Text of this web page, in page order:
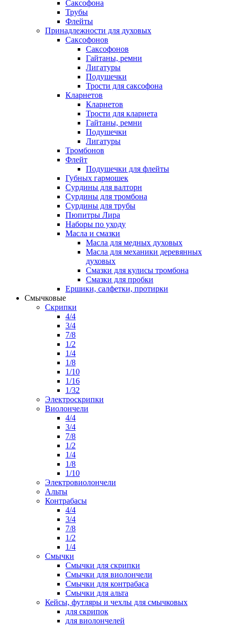
Саксофона
Трубы
Флейты
Принадлежности для духовых
Саксофонов
Саксофонов
Гайтаны, ремни
Лигатуры
Подушечки
Трости для саксофона
Кларнетов
Кларнетов
Трости для кларнета
Гайтаны, ремни
Подушечки
Лигатуры
Тромбонов
Флейт
Подушечки для флейты
Губных гармошек
Сурдины для валторн
Сурдины для тромбона
Сурдины для трубы
Пюпитры Лира
Наборы по уходу
Масла и смазки
Масла для медных духовых
Масла для механики деревянных
духовых
Смазки для кулисы тромбона
Смазки для пробки
Ершики, салфетки, протирки
Смычковые
Скрипки
4/4
3/4
7/8
1/2
1/4
1/8
1/10
1/16
1/32
Электроскрипки
Виолончели
4/4
3/4
7/8
1/2
1/4
1/8
1/10
Электровиолончели
Альты
Контрабасы
4/4
3/4
7/8
1/2
1/4
Смычки
Смычки для скрипки
Смычки для виолончели
Смычки для контрабаса
Смычки для альта
Кейсы, футляры и чехлы для смычковых
для скрипок
для виолончелей